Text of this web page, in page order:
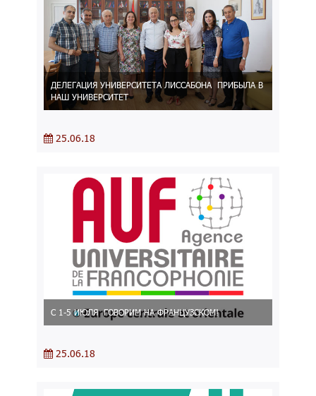
ДЕЛЕГАЦИЯ УНИВЕРСИТЕТА ЛИССАБОНА ПРИБЫЛА В
НАШ УНИВЕРСИТЕТ
25.06.18
С 1-5 ИЮЛЯ ГОВОРИМ НА ФРАНЦУЗСКОМ!
25.06.18